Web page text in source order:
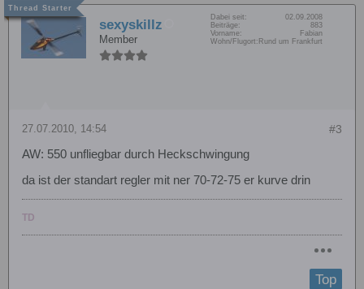
sexyskillz
Member
Dabei seit:
02.09.2008
Beiträge:
883
Vorname:
Fabian
Wohn/Flugort: Rund um Frankfurt
#3
27.07.2010, 14:54
AW: 550 unfliegbar durch Heckschwingung
da ist der standart regler mit ner 70-72-75 er kurve drin
TD
Top